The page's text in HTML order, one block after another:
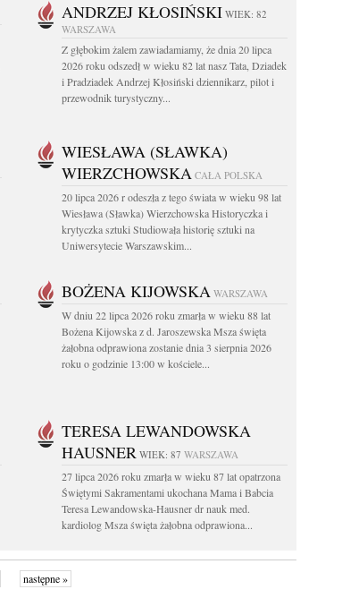
ANDRZEJ KŁOSIŃSKI WIEK: 82
WARSZAWA
Z głębokim żalem zawiadamiamy, że dnia 20 lipca
2026 roku odszedł w wieku 82 lat nasz Tata, Dziadek
i Pradziadek Andrzej Kłosiński dziennikarz, pilot i
przewodnik turystyczny...
WIESŁAWA (SŁAWKA)
WIERZCHOWSKA CAŁA POLSKA
20 lipca 2026 r odeszła z tego świata w wieku 98 lat
Wiesława (Sławka) Wierzchowska Historyczka i
krytyczka sztuki Studiowała historię sztuki na
Uniwersytecie Warszawskim...
BOŻENA KIJOWSKA WARSZAWA
W dniu 22 lipca 2026 roku zmarła w wieku 88 lat
Bożena Kijowska z d. Jaroszewska Msza święta
żałobna odprawiona zostanie dnia 3 sierpnia 2026
roku o godzinie 13:00 w kościele...
TERESA LEWANDOWSKA
HAUSNER WIEK: 87 WARSZAWA
27 lipca 2026 roku zmarła w wieku 87 lat opatrzona
Świętymi Sakramentami ukochana Mama i Babcia
Teresa Lewandowska-Hausner dr nauk med.
kardiolog Msza święta żałobna odprawiona...
następne »